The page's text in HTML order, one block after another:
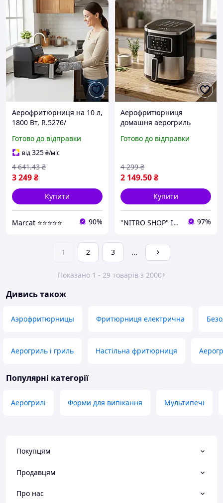
Аерофритюрниця на 10 л,
1800 Вт, R.5276/
для дому / Мультипіч /
Аерогриль / Аерогриль
електричний
Готово до відправки
від325₴/міс
3 249₴
4 641.43 ₴
Купити
Marcat ⭐⭐⭐⭐⭐ 90%
Аерофритюрниця
домашня аерогриль
мультипіч, електричний
Готово до відправки
2 149.50₴
4 299 ₴
Купити
"NITRO SHOP" Інтернет магазин 97%
1 2 3 ...
Показано 1 - 29 товарів з 2000+
Дивись також
Аэрофритюрницы Фритюрниця електрична
Аерогриль і гриль Настільна фритюрниця
Популярні категорії
Аерогрилі Форми для випікання Мультипечі
Покупцям
Продавцям
Про нас